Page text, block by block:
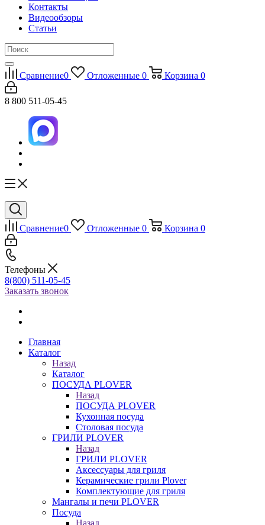
Контакты
Видеообзоры
Статьи
Сравнение0 Отложенные 0 Корзина 0
8 800 511-05-45
Сравнение0 Отложенные 0 Корзина 0
Телефоны
8(800) 511-05-45
Заказать звонок
Главная
Каталог
Назад
Каталог
ПОСУДА PLOVER
Назад
ПОСУДА PLOVER
Кухонная посуда
Столовая посуда
ГРИЛИ PLOVER
Назад
ГРИЛИ PLOVER
Аксессуары для гриля
Керамические грили Plover
Комплектующие для гриля
Мангалы и печи PLOVER
Посуда
Назад